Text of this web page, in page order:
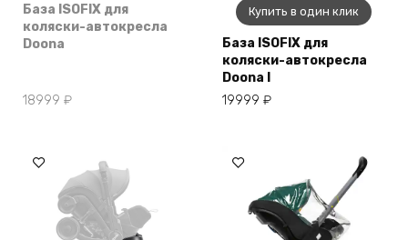
База ISOFIX для
коляски-автокресла
Doona
18999 ₽
Купить в один клик
База ISOFIX для
коляски-автокресла
Doona I
19999 ₽